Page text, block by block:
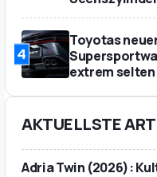
4
Toyotas
extrem selten
AKTUELLSTE
Adria Twin (2026):